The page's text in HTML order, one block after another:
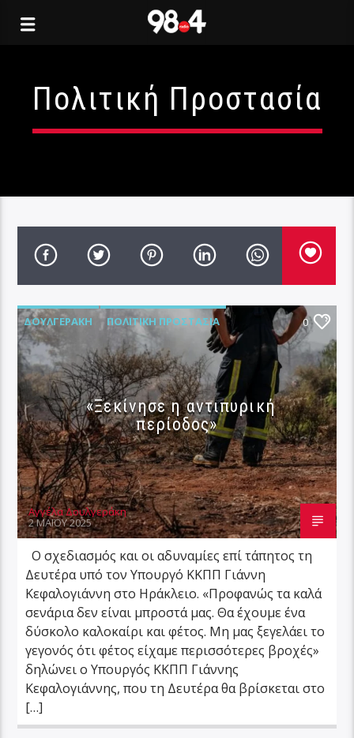
Πολιτική Προστασία
ΔΟΥΛΓΕΡΆΚΗ ΠΟΛΙΤΙΚΉ ΠΡΟΣΤΑΣΊΑ 0
«Ξεκίνησε η αντιπυρική
περίοδος»
Αγγέλα Δουλγεράκη
2 ΜΑΪ́ΟΥ 2025
Ο σχεδιασμός και οι αδυναμίες επί τάπητος τη
Δευτέρα υπό τον Υπουργό ΚΚΠΠ Γιάννη
Κεφαλογιάννη στο Ηράκλειο. «Προφανώς τα καλά
σενάρια δεν είναι μπροστά μας. Θα έχουμε ένα
δύσκολο καλοκαίρι και φέτος. Μη μας ξεγελάει το
γεγονός ότι φέτος είχαμε περισσότερες βροχές»
δηλώνει ο Υπουργός ΚΚΠΠ Γιάννης
Κεφαλογιάννης, που τη Δευτέρα θα βρίσκεται στο
[…]